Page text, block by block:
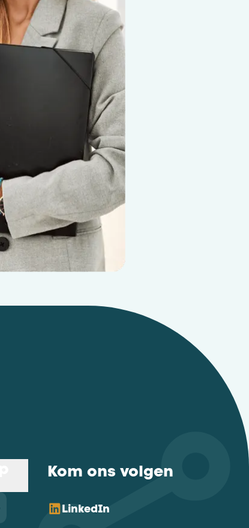
Kom ons volgen
LinkedIn